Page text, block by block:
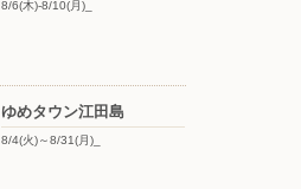
8/6(木)-8/10(月)_
ゆめタウン江田島
8/4(火)～8/31(月)_